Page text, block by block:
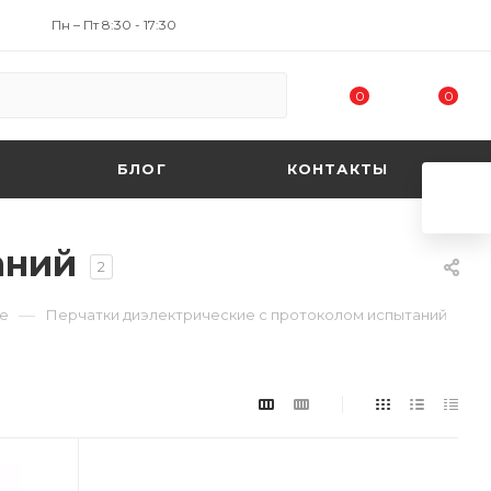
Пн – Пт 8:30 - 17:30
0 0
БЛОГ КОНТАКТЫ
2
— Перчатки диэлектрические с протоколом испытаний